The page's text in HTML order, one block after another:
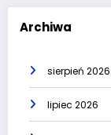
Archiwa
sierpień 2026
lipiec 2026